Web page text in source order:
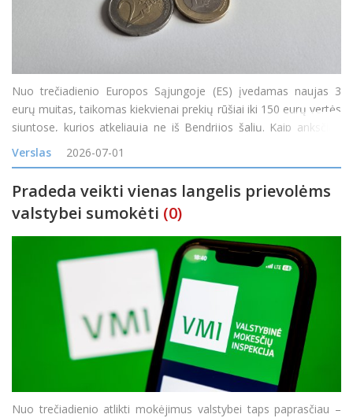
Nuo trečiadienio Europos Sąjungoje (ES) įvedamas naujas 3
eurų muitas, taikomas kiekvienai prekių rūšiai iki 150 eurų vertės
siuntose, kurios atkeliauja ne iš Bendrijos šalių. Kaip anksčiau
pranešė Muitinės departamentas, iki šiol mažos vertės (iki 150
eurų)
Verslas 2026-07-01
Pradeda veikti vienas langelis prievolėms
valstybei sumokėti (0)
Nuo trečiadienio atlikti mokėjimus valstybei taps paprasčiau –